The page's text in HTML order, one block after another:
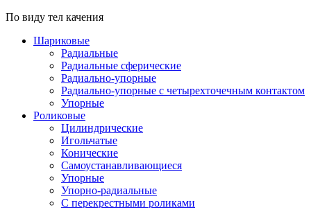
По виду тел качения
Шариковые
Радиальные
Радиальные сферические
Радиально-упорные
Радиально-упорные с четырехточечным контактом
Упорные
Роликовые
Цилиндрические
Игольчатые
Конические
Самоустанавливающиеся
Упорные
Упорно-радиальные
C перекрестными роликами